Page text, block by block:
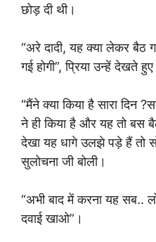
छोड़ दी थी।
“अरे दादी, यह क्या लेकर बैठ
गई होगी”, प्रिया उन्हें देखते हुए
“मैंने क्या किया है सारा दिन
ने ही किया है और यह तो बस
देखा यह धागे उलझे पड़े हैं तो
सुलोचना जी बोली।
“अभी बाद में करना यह सब..
दवाई खाओ”।